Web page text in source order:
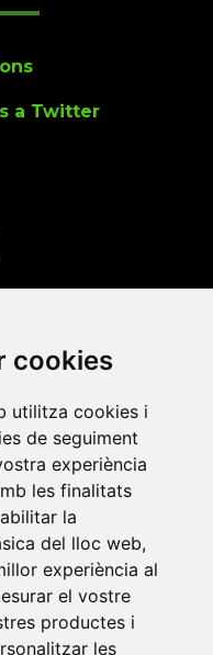
cookies
utilitza cookies i
de seguiment
experiència
les finalitats
la
del lloc web,
experiència al
el vostre
productes i
les
a Twitter